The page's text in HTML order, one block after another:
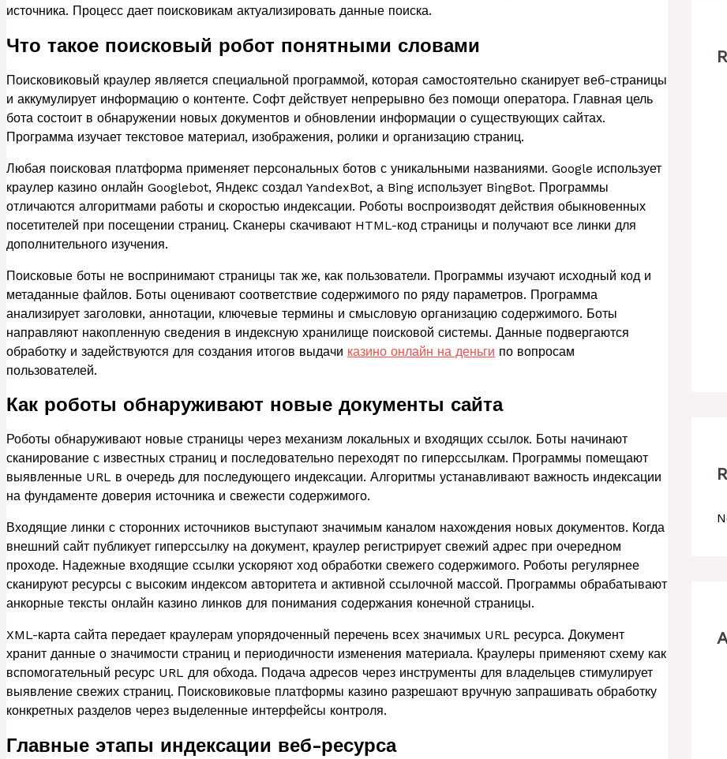
источника. Процесс дает поисковикам актуализировать данные поиска.
Что такое поисковый робот понятными словами
Поисковиковый краулер является специальной программой, которая самостоятельно сканирует веб-страницы
и аккумулирует информацию о контенте. Софт действует непрерывно без помощи оператора. Главная цель
бота состоит в обнаружении новых документов и обновлении информации о существующих сайтах.
Программа изучает текстовое материал, изображения, ролики и организацию страниц.
Любая поисковая платформа применяет персональных ботов с уникальными названиями. Google использует
краулер казино онлайн Googlebot, Яндекс создал YandexBot, а Bing использует BingBot. Программы
отличаются алгоритмами работы и скоростью индексации. Роботы воспроизводят действия обыкновенных
посетителей при посещении страниц. Сканеры скачивают HTML-код страницы и получают все линки для
дополнительного изучения.
Поисковые боты не воспринимают страницы так же, как пользователи. Программы изучают исходный код и
метаданные файлов. Боты оценивают соответствие содержимого по ряду параметров. Программа
анализирует заголовки, аннотации, ключевые термины и смысловую организацию содержимого. Боты
направляют накопленную сведения в индексную хранилище поисковой системы. Данные подвергаются
обработку и задействуются для создания итогов выдачи казино онлайн на деньги по вопросам
пользователей.
Как роботы обнаруживают новые документы сайта
Роботы обнаруживают новые страницы через механизм локальных и входящих ссылок. Боты начинают
сканирование с известных страниц и последовательно переходят по гиперссылкам. Программы помещают
выявленные URL в очередь для последующего индексации. Алгоритмы устанавливают важность индексации
на фундаменте доверия источника и свежести содержимого.
Входящие линки с сторонних источников выступают значимым каналом нахождения новых документов. Когда
внешний сайт публикует гиперссылку на документ, краулер регистрирует свежий адрес при очередном
проходе. Надежные входящие ссылки ускоряют ход обработки свежего содержимого. Роботы регулярнее
сканируют ресурсы с высоким индексом авторитета и активной ссылочной массой. Программы обрабатывают
анкорные тексты онлайн казино линков для понимания содержания конечной страницы.
XML-карта сайта передает краулерам упорядоченный перечень всех значимых URL ресурса. Документ
хранит данные о значимости страниц и периодичности изменения материала. Краулеры применяют схему как
вспомогательный ресурс URL для обхода. Подача адресов через инструменты для владельцев стимулирует
выявление свежих страниц. Поисковиковые платформы казино разрешают вручную запрашивать обработку
конкретных разделов через выделенные интерфейсы контроля.
Главные этапы индексации веб-ресурса